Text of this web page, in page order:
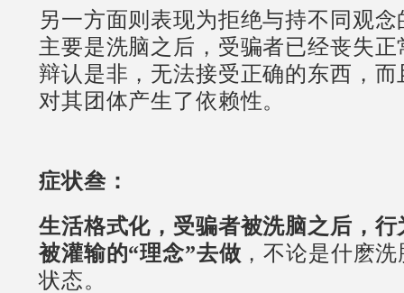
另一方面则表现为拒绝与持不同观
主要是洗脑之后，受骗者已经丧失
辩认是非，无法接受正确的东西，
对其团体产生了依赖性。
症状叁：
生活格式化，受骗者被洗脑之后，
被灌输的“理念”去做 ，不论是什麽
状态。